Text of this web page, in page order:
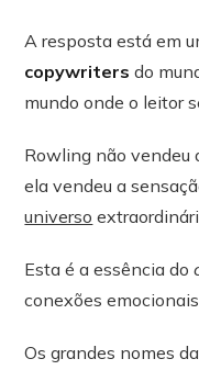
A resposta está em
copywriters do
mundo onde o leitor
Rowling não
ela vendeu a
universo
Esta é a essência do
conexões
Os grandes nomes